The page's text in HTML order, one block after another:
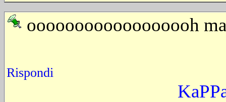
oooooooooooooooooh
Rispondi